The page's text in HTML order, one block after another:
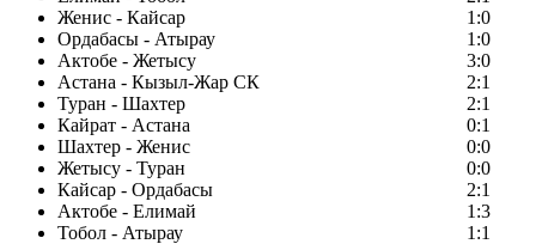
Женис - Кайсар
1:0
Ордабасы - Атырау
1:0
Актобе - Жетысу
3:0
Астана - Кызыл-Жар СК
2:1
Туран - Шахтер
2:1
Кайрат - Астана
0:1
Шахтер - Женис
0:0
Жетысу - Туран
0:0
Кайсар - Ордабасы
2:1
Актобе - Елимай
1:3
Тобол - Атырау
1:1